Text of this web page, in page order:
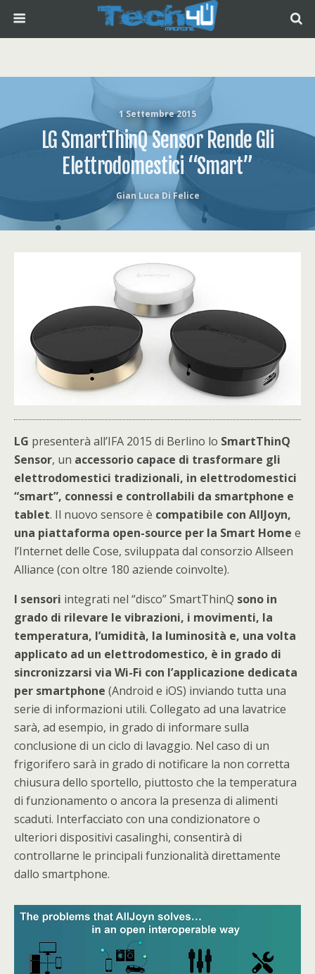
1 Settembre 2015
LG SmartThinQ Sensor Rende Gli
Elettrodomestici “Smart”
Gian Luca Di Felice
LG presenterà all’IFA 2015 di Berlino lo SmartThinQ
Sensor, un accessorio capace di trasformare gli
elettrodomestici tradizionali, in elettrodomestici
“smart”, connessi e controllabili da smartphone e
tablet. Il nuovo sensore è compatibile con AllJoyn,
una piattaforma open-source per la Smart Home e
l’Internet delle Cose, sviluppata dal consorzio Allseen
Alliance (con oltre 180 aziende coinvolte).
I sensori integrati nel “disco” SmartThinQ sono in
grado di rilevare le vibrazioni, i movimenti, la
temperatura, l’umidità, la luminosità e, una volta
applicato ad un elettrodomestico, è in grado di
sincronizzarsi via Wi-Fi con l’applicazione dedicata
per smartphone (Android e iOS) inviando tutta una
serie di informazioni utili. Collegato ad una lavatrice
sarà, ad esempio, in grado di informare sulla
conclusione di un ciclo di lavaggio. Nel caso di un
frigorifero sarà in grado di notificare la non corretta
chiusura dello sportello, piuttosto che la temperatura
di funzionamento o ancora la presenza di alimenti
scaduti. Interfacciato con una condizionatore o
ulteriori dispositivi casalinghi, consentirà di
controllarne le principali funzionalità direttamente
dallo smartphone.